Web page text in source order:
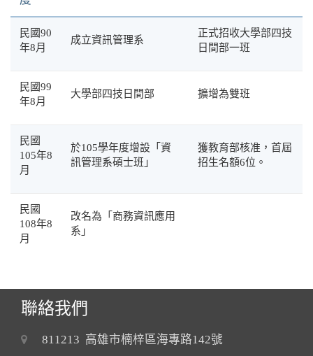
民國90
年8月
成立資訊管理系
正式招收大學部四技
日間部一班
民國99
年8月
大學部四技日間部 擴增為雙班
民國
105年8
月
於105學年度增設「資
訊管理系碩士班」
獲教育部核准，首屆
招生名額6位。
民國
108年8
月
改名為「商務資訊應用
系」
聯絡我們
811213 高雄市楠梓區海專路142號